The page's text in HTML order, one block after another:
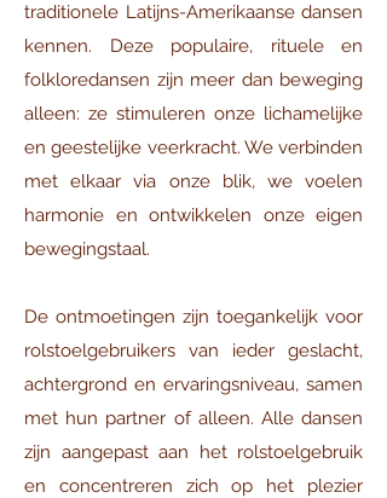
traditionele Latijns-Amerikaanse dansen
kennen. Deze populaire, rituele en
folkloredansen zijn meer dan beweging
alleen: ze stimuleren onze lichamelijke
en geestelijke veerkracht. We verbinden
met elkaar via onze blik, we voelen
harmonie en ontwikkelen onze eigen
bewegingstaal.
De ontmoetingen zijn toegankelijk voor
rolstoelgebruikers van ieder geslacht,
achtergrond en ervaringsniveau, samen
met hun partner of alleen. Alle dansen
zijn aangepast aan het rolstoelgebruik
en concentreren zich op het plezier